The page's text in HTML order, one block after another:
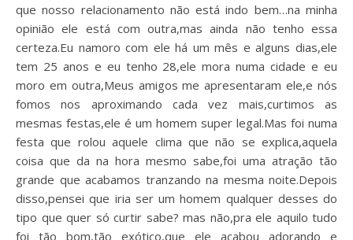
que nosso relacionamento não está indo bem…na minha
opinião ele está com outra,mas ainda não tenho essa
certeza.Eu namoro com ele há um mês e alguns dias,ele
tem 25 anos e eu tenho 28,ele mora numa cidade e eu
moro em outra,Meus amigos me apresentaram ele,e nós
fomos nos aproximando cada vez mais,curtimos as
mesmas festas,ele é um homem super legal.Mas foi numa
festa que rolou aquele clima que não se explica,aquela
coisa que da na hora mesmo sabe,foi uma atração tão
grande que acabamos tranzando na mesma noite.Depois
disso,pensei que iria ser um homem qualquer desses do
tipo que quer só curtir sabe? mas não,pra ele aquilo tudo
foi tão bom,tão exótico,que ele acabou adorando e